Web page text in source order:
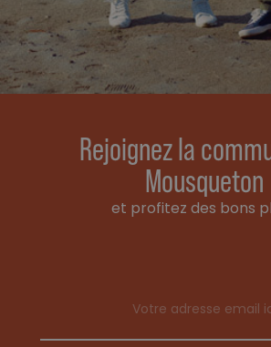
Rejoignez la
Mousqueton
et profitez des bons